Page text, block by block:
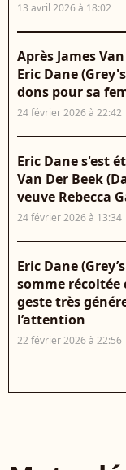
13 avril 2026 à 18:02
Après James
Eric Dane
dons pour sa
24 février 2026 à 22:42
Eric Dane s'est
Van Der Beek
veuve Rebecca
24 février 2026 à 13:34
Eric Dane
somme récoltée
geste très
l’attention
22 février 2026 à 22:56